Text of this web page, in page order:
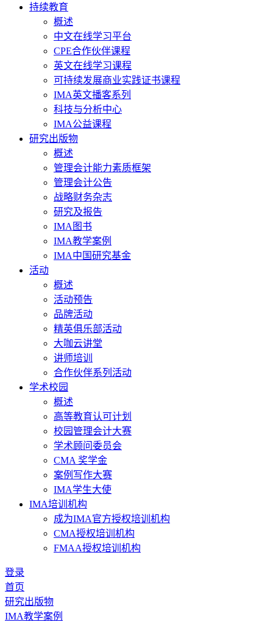
持续教育
概述
中文在线学习平台
CPE合作伙伴课程
英文在线学习课程
可持续发展商业实践证书课程
IMA英文播客系列
科技与分析中心
IMA公益课程
研究出版物
概述
管理会计能力素质框架
管理会计公告
战略财务杂志
研究及报告
IMA图书
IMA教学案例
IMA中国研究基金
活动
概述
活动预告
品牌活动
精英俱乐部活动
大咖云讲堂
讲师培训
合作伙伴系列活动
学术校园
概述
高等教育认可计划
校园管理会计大赛
学术顾问委员会
CMA 奖学金
案例写作大赛
IMA学生大使
IMA培训机构
成为IMA官方授权培训机构
CMA授权培训机构
FMAA授权培训机构
登录
首页
研究出版物
IMA教学案例